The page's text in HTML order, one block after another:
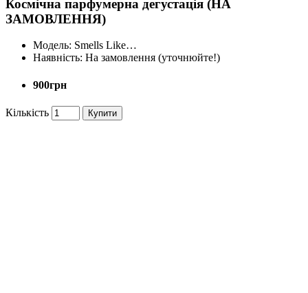
Космічна парфумерна дегустація (НА
ЗАМОВЛЕННЯ)
Модель: Smells Like…
Наявність: На замовлення (уточнюйте!)
900грн
Кількість Купити